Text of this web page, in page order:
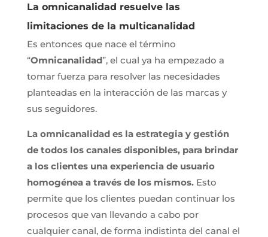
La omnicanalidad resuelve las
limitaciones de la multicanalidad
Es entonces que nace el término
“Omnicanalidad”, el cual ya ha empezado a
tomar fuerza para resolver las necesidades
planteadas en la interacción de las marcas y
sus seguidores.
La omnicanalidad es la estrategia y gestión
de todos los canales disponibles, para brindar
a los clientes una experiencia de usuario
homogénea a través de los mismos.Esto
permite que los clientes puedan continuar los
procesos que van llevando a cabo por
cualquier canal, de forma indistinta del canal el